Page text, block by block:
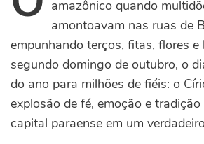
amazônico quando
amontoavam nas ruas de
empunhando terços, fitas, flores e
segundo domingo de outubro, o
do ano para milhões de fiéis: o
explosão de fé, emoção e
capital paraense em um